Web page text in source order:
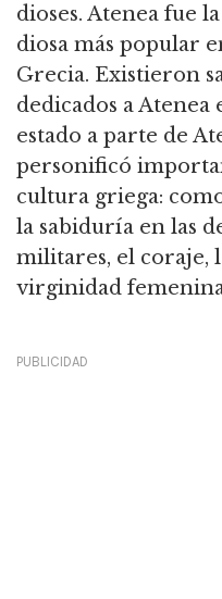
dioses. Atenea fue
diosa más popular
Grecia. Existieron
dedicados a Atenea
estado a parte de
personificó
cultura griega:
la sabiduría en las
militares, el coraje,
virginidad
PUBLICIDAD